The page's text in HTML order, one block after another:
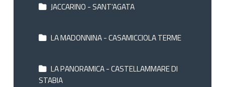
JACCARINO - SANT'AGATA
LA MADONNINA - CASAMICCIOLA TERME
LA PANORAMICA - CASTELLAMMARE DI
STABIA